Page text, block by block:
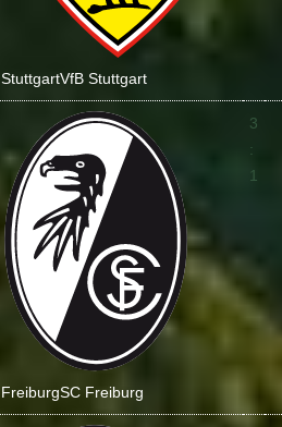
StuttgartVfB Stuttgart
FreiburgSC Freiburg
3
:
1